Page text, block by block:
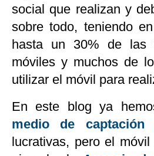
social que realizan y
sobre todo, teniendo
hasta un 30% de las
móviles y muchos de
utilizar el móvil para
En este blog ya
medio de captación
lucrativas, pero el